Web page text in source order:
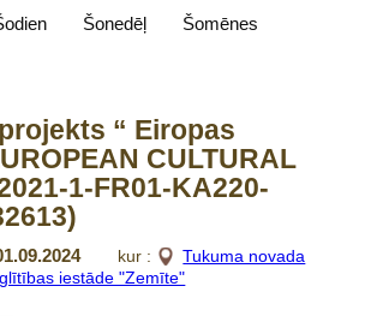
Šonedēļ
Šomēnes
“ Eiropas
CULTURAL
1-FR01-KA220-
kur :
Tukuma novada
iestāde "Zemīte"